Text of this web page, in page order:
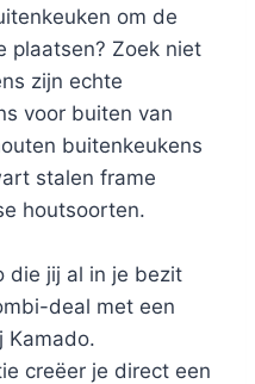
om de
plaatsen? Zoek niet
zijn echte
voor buiten van
buitenkeukens
stalen frame
houtsoorten.
die jij al in je bezit
deal met een
Kamado.
creëer je direct een